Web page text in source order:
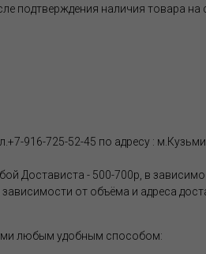
подтверждения наличия товара на
916-725-52-45 по адресу :
Достависта - 500-700р, в
от объёма и адреса
любым удобным способом: